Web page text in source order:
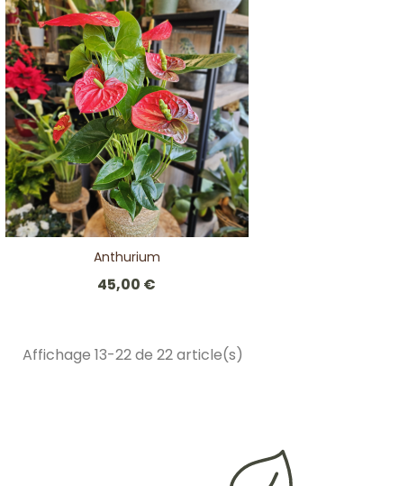
Anthurium
45,00 €
Affichage 13-22 de 22 article(s)